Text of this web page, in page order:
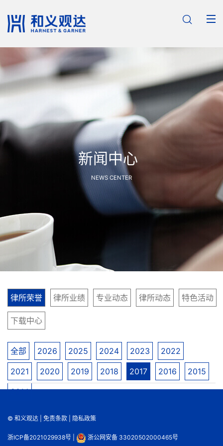

新闻中心
NEWS CENTER
律所荣誉 律所业绩 专业动态 律所动态 特色活动
下载中心
全部 2026 2025 2024 2023 2022
2021 2020 2019 2018 2017 2016 2015
2014
© 和义观达 | 免责条款 隐私政策
浙ICP备2021029938号 浙公网安备 33020502000465号